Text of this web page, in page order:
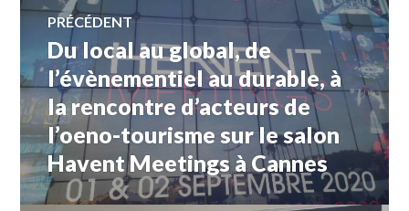
de
l’article
PRÉCÉDENT
Article
précédent :
Du local au global, de
l’évènementiel au durable, à
la rencontre d’acteurs de
l’oeno-tourisme sur le salon
Havent Meetings à Cannes